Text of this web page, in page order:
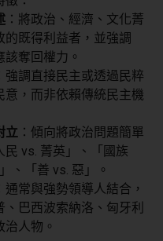
：將政治、經濟、文化菁
的既得利益者，並強調
該奪回權力。
強調直接民主或透過民粹
意，而非依賴傳統民主機
立 ：傾向將政治問題簡單
民 vs. 菁英」、「國族
、「善 vs. 惡」。
通常與強勢領導人結合，
、巴西波索納洛、匈牙利
治人物。